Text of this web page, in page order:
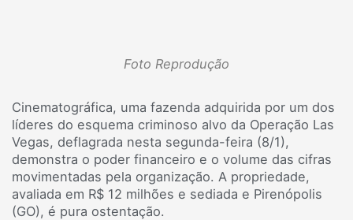
Foto Reprodução
Cinematográfica, uma fazenda adquirida por um dos
líderes do esquema criminoso alvo da Operação Las
Vegas, deflagrada nesta segunda-feira (8/1),
demonstra o poder financeiro e o volume das cifras
movimentadas pela organização. A propriedade,
avaliada em R$ 12 milhões e sediada e Pirenópolis
(GO), é pura ostentação.